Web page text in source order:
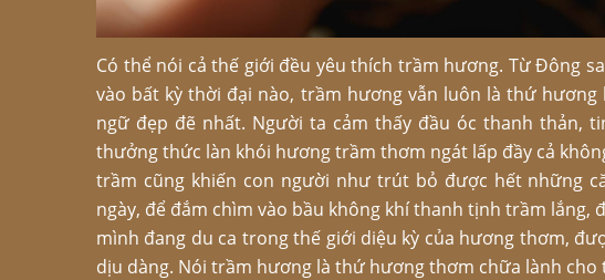
Có thể nói cả thế giới đều yêu thích trầm hương. Từ Đông
vào bất kỳ thời đại nào, trầm hương vẫn luôn là thứ
ngữ đẹp đẽ nhất. Người ta cảm thấy đầu óc thanh thản,
thưởng thức làn khói hương trầm thơm ngát lấp đầy cả
trầm cũng khiến con người như trút bỏ được hết những
ngày, để đắm chìm vào bầu không khí thanh tịnh trầm lắng,
mình đang du ca trong thế giới diệu kỳ của hương thơm,
dịu dàng. Nói trầm hương là thứ hương thơm chữa lành